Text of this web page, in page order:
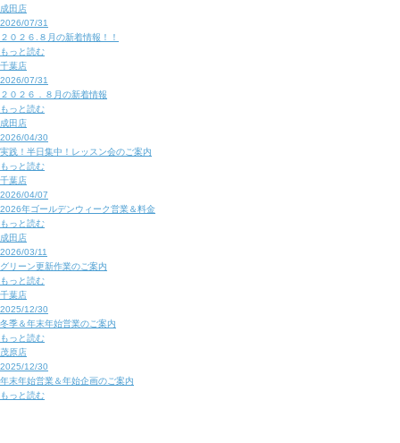
成田店
2026/07/31
２０２６.８月の新着情報！！
もっと読む
千葉店
2026/07/31
２０２６．８月の新着情報
もっと読む
成田店
2026/04/30
実践！半日集中！レッスン会のご案内
もっと読む
千葉店
2026/04/07
2026年ゴールデンウィーク営業＆料金
もっと読む
成田店
2026/03/11
グリーン更新作業のご案内
もっと読む
千葉店
2025/12/30
冬季＆年末年始営業のご案内
もっと読む
茂原店
2025/12/30
年末年始営業＆年始企画のご案内
もっと読む